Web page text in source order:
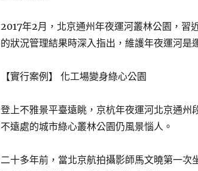
2017年2月，北京通州年夜運河叢林公園，習
的狀況管理結果時深入指出，維護年夜運河是
【實行案例】 化工場變身綠心公園
登上不雅景平臺遠眺，京杭年夜運河北京通州
不遠處的城市綠心叢林公園仍風景惱人。
二十多年前，當北京航拍攝影師馬文曉第一次